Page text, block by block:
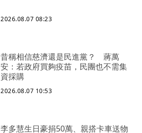
2026.08.07 08:23
昔稱相信慈濟還是民進黨？ 蔣萬
安：若政府買夠疫苗，民團也不需集
資採購
2026.08.07 10:53
李多慧生日豪捐50萬、親搭卡車送物